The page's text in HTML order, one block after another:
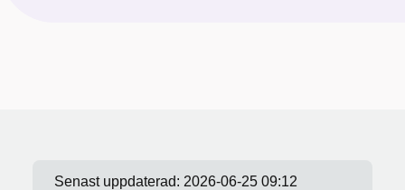
Senast uppdaterad: 2026-06-25 09:12